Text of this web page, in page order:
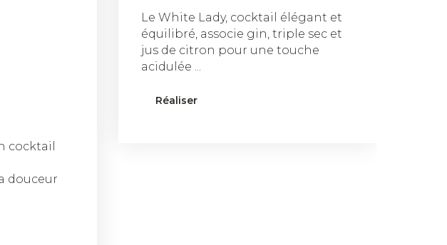
cocktail
douceur
Le White Lady, cocktail élégant et
équilibré, associe gin, triple sec et
jus de citron pour une touche
acidulée ...
Réaliser